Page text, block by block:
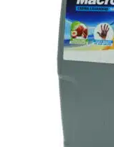
ำหรับงานช่าง
ำหรับโรงงาน